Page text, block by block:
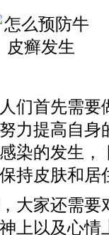
们首先需要
力提高自身
染的发生，
持皮肤和居
大家还需要
上以及心情